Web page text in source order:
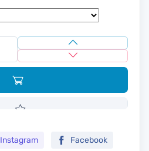
Instagram Facebook